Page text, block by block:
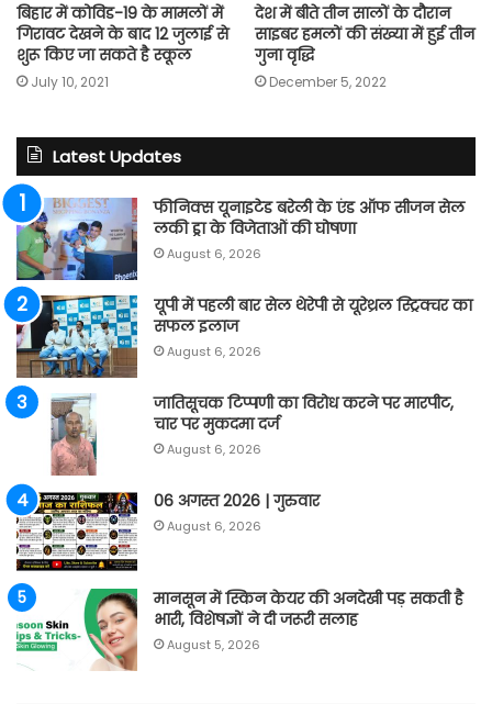
बिहार में कोविड-19 के मामलों में
गिरावट देखने के बाद 12 जुलाई से
शुरू किए जा सकते है स्कूल
July 10, 2021
देश में बीते तीन सालों के दौरान
साइबर हमलों की संख्या में हुई तीन
गुना वृद्धि
December 5, 2022
Latest Updates
फीनिक्स यूनाइटेड बरेली के एंड ऑफ सीजन सेल
लकी ड्रा के विजेताओं की घोषणा
August 6, 2026
यूपी में पहली बार सेल थेरेपी से यूरेथ्रल स्ट्रिक्चर का
सफल इलाज
August 6, 2026
जातिसूचक टिप्पणी का विरोध करने पर मारपीट,
चार पर मुकदमा दर्ज
August 6, 2026
06 अगस्त 2026 | गुरुवार
August 6, 2026
मानसून में स्किन केयर की अनदेखी पड़ सकती है
भारी, विशेषज्ञों ने दी जरूरी सलाह
August 5, 2026